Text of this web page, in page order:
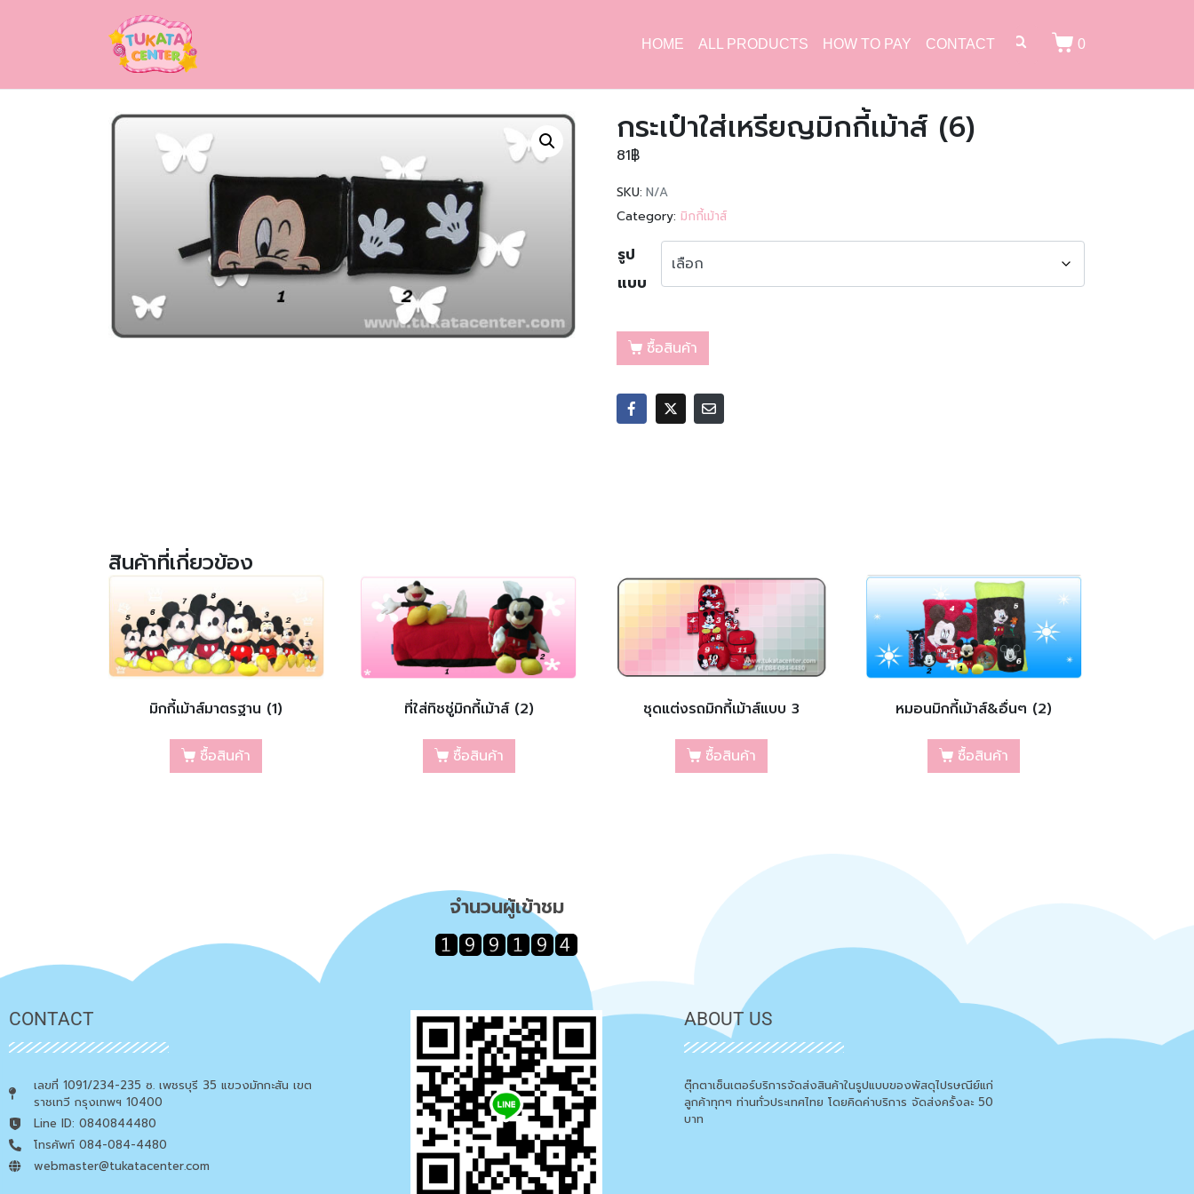
HOME ALL PRODUCTS HOW TO PAY CONTACT 0
กระเป๋าใส่เหรียญมิกกี้เม้าส์ (6)
81฿
SKU: N/A
Category: มิกกี้เม้าส์
รูป
แบบ
ซื้อสินค้า
สินค้าที่เกี่ยวข้อง
มิกกี้เม้าส์มาตรฐาน (1)
ซื้อสินค้า
ที่ใส่ทิชชู่มิกกี้เม้าส์ (2)
ซื้อสินค้า
ชุดแต่งรถมิกกี้เม้าส์แบบ 3
ซื้อสินค้า
หมอนมิกกี้เม้าส์&อื่นๆ (2)
ซื้อสินค้า
จำนวนผู้เข้าชม
CONTACT
เลขที่ 1091/234-235 ซ. เพชรบุรี 35 แขวงมักกะสัน เขต
ราชเทวี กรุงเทพฯ 10400
Line ID: 0840844480
โทรศัพท์ 084-084-4480
webmaster@tukatacenter.com
ABOUT US
ตุ๊กตาเซ็นเตอร์บริการจัดส่งสินค้าในรูปแบบของพัสดุไปรษณีย์แก่
ลูกค้าทุกๆ ท่านทั่วประเทศไทย โดยคิดค่าบริการ จัดส่งครั้งละ 50
บาท